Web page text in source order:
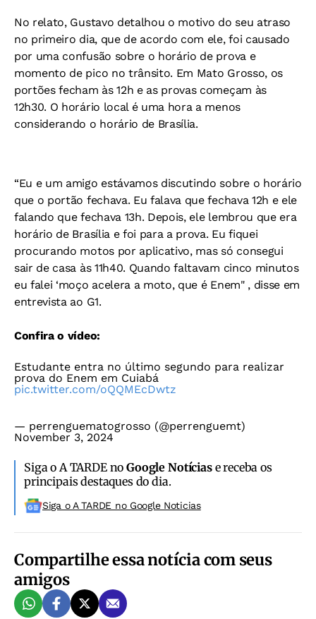
No relato, Gustavo detalhou o motivo do seu atraso
no primeiro dia, que de acordo com ele, foi causado
por uma confusão sobre o horário de prova e
momento de pico no trânsito. Em Mato Grosso, os
portões fecham às 12h e as provas começam às
12h30. O horário local é uma hora a menos
considerando o horário de Brasília.
“Eu e um amigo estávamos discutindo sobre o horário
que o portão fechava. Eu falava que fechava 12h e ele
falando que fechava 13h. Depois, ele lembrou que era
horário de Brasília e foi para a prova. Eu fiquei
procurando motos por aplicativo, mas só consegui
sair de casa às 11h40. Quando faltavam cinco minutos
eu falei ‘moço acelera a moto, que é Enem" , disse em
entrevista ao G1.
Confira o vídeo:
Estudante entra no último segundo para realizar
prova do Enem em Cuiabá
pic.twitter.com/oQQMEcDwtz
— perrenguematogrosso (@perrenguemt)
November 3, 2024
Siga o A TARDE noGoogle Notíciase receba os
principais destaques do dia.
Siga o A TARDE no Google Noticias
Compartilhe essa notícia com seus
amigos